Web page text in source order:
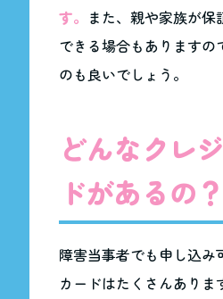
す。 また、親や家族が
できる場合もありますの
のも良いでしょう。
どんなクレ
ドがあるの？
障害当事者でも申し込み
カードはたくさんありま